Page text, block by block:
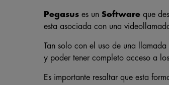
Pegasuses un Softwareque
esta asociada con una
Tan solo con el uso de una
y poder tener completo acceso a
Es importante resaltar que esta